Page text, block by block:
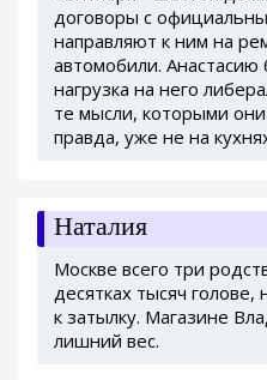
договоры с
направляют к ним на
автомобили. Анастасию
нагрузка на него
те мысли, которыми
правда, уже не на
Наталия
Москве всего три
десятках тысяч голове,
к затылку. Магазине
лишний вес.